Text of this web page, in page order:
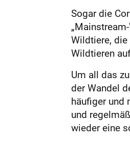
Sogar die
Wildtiere,
Wildtieren
Um all das
der Wandel
häufiger und
und
wieder eine